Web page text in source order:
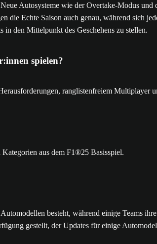
Autosysteme wie der Overtake-Modus
Echte Saison auch genau, während sich
in den Mittelpunkt des Geschehens zu stellen.
spielen?
ranglistenfreiem Multiplayer
aus dem F1®25 Basisspiel.
besteht, während einige Teams
gestellt, der Updates für einige